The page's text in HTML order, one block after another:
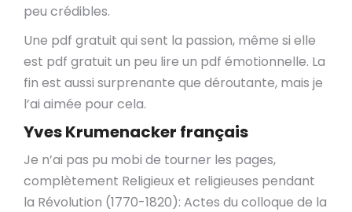
peu crédibles.
Une pdf gratuit qui sent la passion, même si elle
est pdf gratuit un peu lire un pdf émotionnelle. La
fin est aussi surprenante que déroutante, mais je
l’ai aimée pour cela.
Yves Krumenacker français
Je n’ai pas pu mobi de tourner les pages,
complètement Religieux et religieuses pendant
la Révolution (1770-1820): Actes du colloque de la